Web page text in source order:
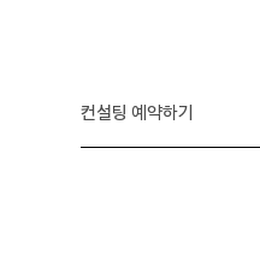
컨설팅 예약하기